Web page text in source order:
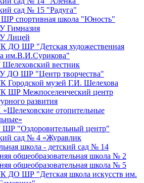
сад № 15 "Радуга"
спортивная школа "Юность"
Гимназия
Лицей
ДО ШР "Детская художественная
им.В.И.Сурикова"
вестник
ДО ШР "Центр творчества"
Городской музей Г.И. Шелехова
ШР Межпоселенческий центр
развития
отопительные
"Оздоровительный центр"
сад № 4 «Журавлик
школа - детский сад № 14
общеобразовательная школа № 2
общеобразовательная школа № 5
ДО ШР "Детская школа искусств им.